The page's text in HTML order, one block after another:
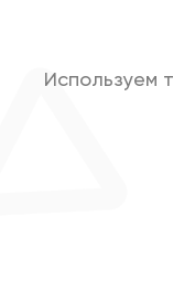
Используем